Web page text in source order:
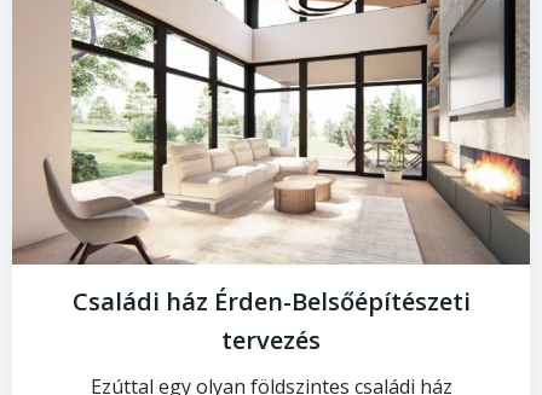
Családi ház Érden-Belsőépítészeti
tervezés
Ezúttal egy olyan földszintes családi ház